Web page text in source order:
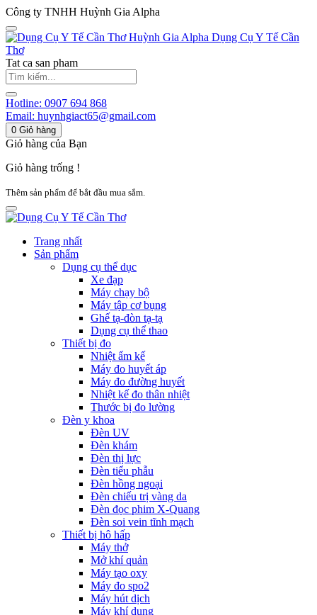
Công ty TNHH Huỳnh Gia Alpha
Huỳnh Gia Alpha Dụng Cụ Y Tế Cần
Thơ
Tat ca san pham
Hotline: 0907 694 868
Email: huynhgiact65@gmail.com
0 Giỏ hàng
Giỏ hàng của Bạn
Giỏ hàng trống !
Thêm sản phẩm để bắt đầu mua sắm.
Trang nhất
Sản phẩm
Dụng cụ thể dục
Xe đạp
Máy chạy bộ
Máy tập cơ bụng
Ghế tạ-đòn tạ-tạ
Dụng cụ thể thao
Thiết bị đo
Nhiệt ẩm kế
Máy đo huyết áp
Máy đo đường huyết
Nhiệt kế đo thân nhiệt
Thước bị đo lường
Đèn y khoa
Đèn UV
Đèn khám
Đèn thị lực
Đèn tiểu phẫu
Đèn hồng ngoại
Đèn chiếu trị vàng da
Đèn đọc phim X-Quang
Đèn soi vein tĩnh mạch
Thiết bị hô hấp
Máy thở
Mở khí quản
Máy tạo oxy
Máy đo spo2
Máy hút dịch
Máy khí dung